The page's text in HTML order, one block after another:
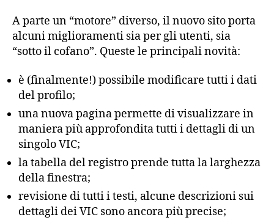
A parte un “motore” diverso, il nuovo sito porta
alcuni miglioramenti sia per gli utenti, sia
“sotto il cofano”. Queste le principali novità:
è (finalmente!) possibile modificare tutti i dati
del profilo;
una nuova pagina permette di visualizzare in
maniera più approfondita tutti i dettagli di un
singolo VIC;
la tabella del registro prende tutta la larghezza
della finestra;
revisione di tutti i testi, alcune descrizioni sui
dettagli dei VIC sono ancora più precise;